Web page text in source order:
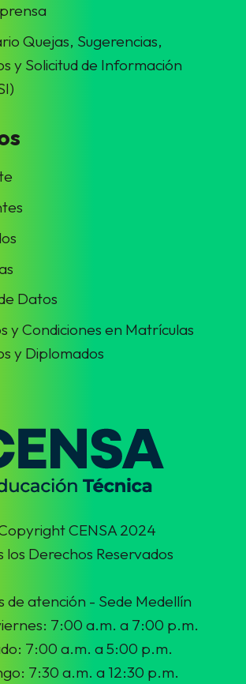
Quejas, Sugerencias,
y Solicitud de Información
Datos
y Condiciones en Matrículas
y Diplomados
CENSA 2024
los Derechos Reservados
de atención - Sede Medellín
7:00 a.m. a 7:00 p.m.
7:00 a.m. a 5:00 p.m.
7:30 a.m. a 12:30 p.m.